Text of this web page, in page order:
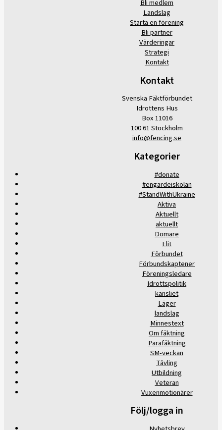
Bli medlem
Landslag
Starta en förening
Bli partner
Värderingar
Strategi
Kontakt
Kontakt
Svenska Fäktförbundet
Idrottens Hus
Box 11016
100 61 Stockholm
info@fencing.se
Kategorier
#donate
#engardeiskolan
#StandWithUkraine
Aktiva
Aktuellt
aktuellt
Domare
Elit
Förbundet
Förbundskaptener
Föreningsledare
Idrottspolitik
kansliet
Läger
landslag
Minnestext
Om fäktning
Parafäktning
SM-veckan
Tävling
Utbildning
Veteran
Vuxenmotionärer
Följ/logga in